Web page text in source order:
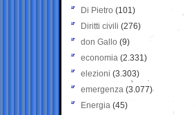
Di Pietro (101)
Diritti civili (276)
don Gallo (9)
economia (2.331)
elezioni (3.303)
emergenza (3.077)
Energia (45)